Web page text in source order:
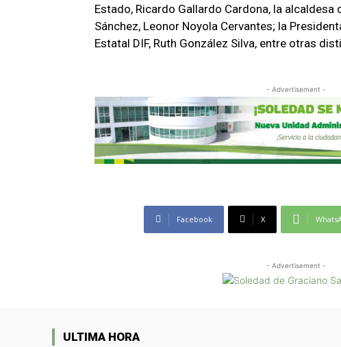
Estado, Ricardo Gallardo Cardona, la alcaldesa
Sánchez, Leonor Noyola Cervantes; la
Estatal DIF, Ruth González Silva, entre otras
- Advertisement -
Facebook X
- Advertisement -
ULTIMA HORA